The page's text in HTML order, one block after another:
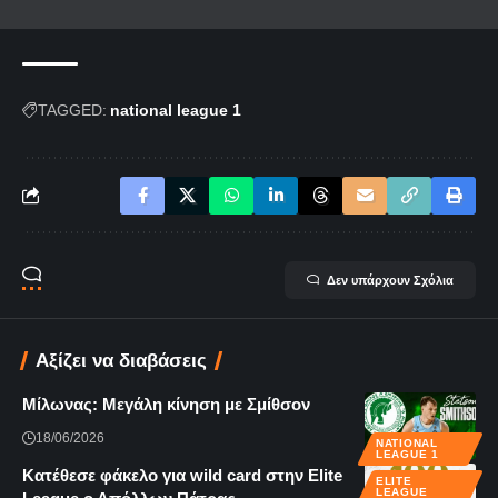
TAGGED: national league 1
Δεν υπάρχουν Σχόλια
Αξίζει να διαβάσεις
NATIONAL
LEAGUE 1
Μίλωνας: Μεγάλη κίνηση με Σμίθσον
18/06/2026
ELITE
LEAGUE
Κατέθεσε φάκελο για wild card στην Elite